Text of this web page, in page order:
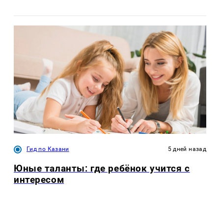
Гид по Казани 5 дней назад
Юные таланты: где ребёнок учится с
интересом